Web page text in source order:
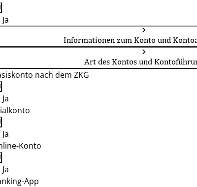
Ja
Informationen zum Konto und
Art des Kontos und
nach dem ZKG
Ja
Ja
Konto
Ja
App